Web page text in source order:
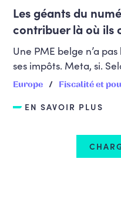
Les géants du
contribuer là où ils
Une PME belge n’a
ses impôts. Meta, si.
Europe Fiscalité et
EN SAVOIR PLUS